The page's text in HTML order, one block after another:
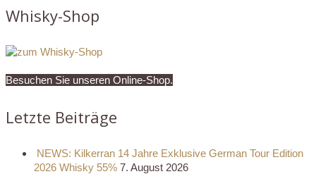
Whisky-Shop
Besuchen Sie unseren Online-Shop.
Letzte Beiträge
NEWS: Kilkerran 14 Jahre Exklusive German Tour Edition
2026 Whisky 55% 7. August 2026